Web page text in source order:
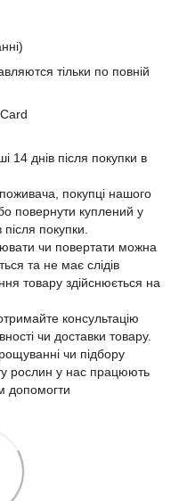
тільки по повній
14 днів після покупки в
покупці нашого
повернути куплений у
покупки.
чи повертати можна
та не має слідів
товару здійснюється на
консультацію
чи доставки товару.
чи підбору
рослин у нас працюють
допомогти